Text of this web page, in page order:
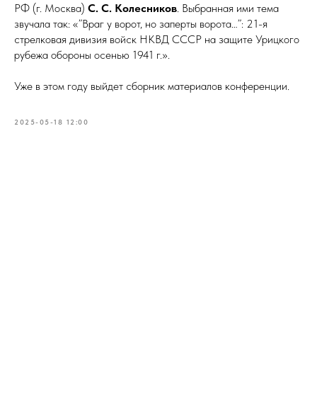
РФ (г. Москва) С. С. Колесников. Выбранная ими тема
звучала так: «”Враг у ворот, но заперты ворота…”: 21-я
стрелковая дивизия войск НКВД СССР на защите Урицкого
рубежа обороны осенью 1941 г.».
Уже в этом году выйдет сборник материалов конференции.
2025-05-18 12:00